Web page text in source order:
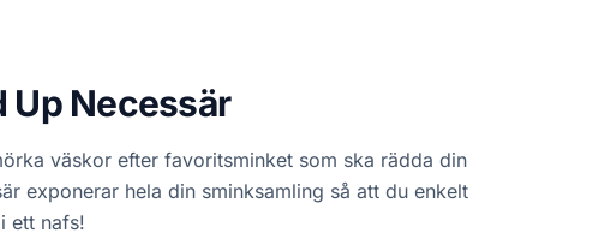
Up Necessär
väskor efter favoritsminket som ska rädda din
exponerar hela din sminksamling så att du enkelt
ett nafs!